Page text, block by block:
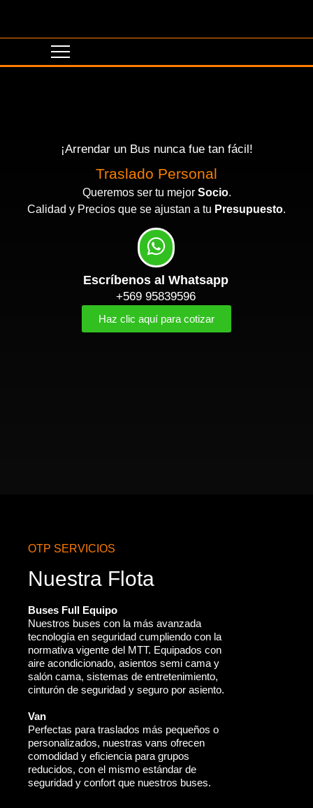
¡Arrendar un Bus nunca fue tan fácil!
Traslado Personal
Queremos ser tu mejor Socio.
Calidad y Precios que se ajustan a tu Presupuesto.
Escríbenos al Whatsapp
+569 95839596
Haz clic aquí para cotizar
OTP SERVICIOS
Nuestra Flota
Buses Full Equipo
Nuestros buses con la más avanzada
tecnología en seguridad cumpliendo con la
normativa vigente del MTT. Equipados con
aire acondicionado, asientos semi cama y
salón cama, sistemas de entretenimiento,
cinturón de seguridad y seguro por asiento.
Van
Perfectas para traslados más pequeños o
personalizados, nuestras vans ofrecen
comodidad y eficiencia para grupos
reducidos, con el mismo estándar de
seguridad y confort que nuestros buses.